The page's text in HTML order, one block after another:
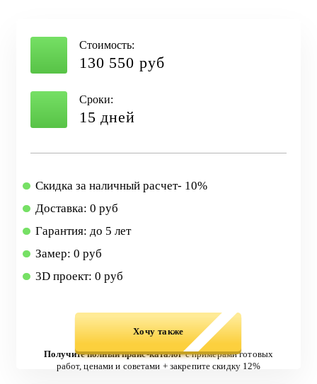
Стоимость:
130 550 руб
Сроки:
15 дней
Скидка за наличный расчет- 10%
Доставка: 0 руб
Гарантия: до 5 лет
Замер: 0 руб
3D проект: 0 руб
Хочу также
Получите полный прайс-каталогс примерами готовых
работ, ценами и советами + закрепите скидку 12%